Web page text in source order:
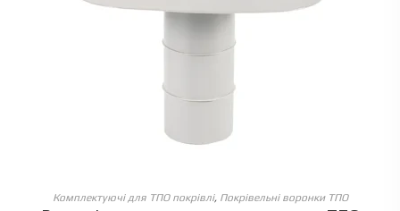
ОБЕРІТЬ ОПЦІЇ
Комплектуючі для ТПО покрівлі, Покрівельні воронки ТПО